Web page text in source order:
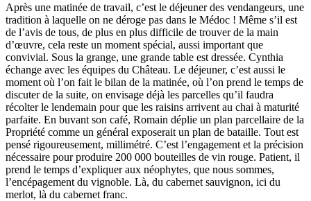
Après une matinée de travail, c’est le déjeuner des vendangeurs, une
tradition à laquelle on ne déroge pas dans le Médoc ! Même s’il est
de l’avis de tous, de plus en plus difficile de trouver de la main
d’œuvre, cela reste un moment spécial, aussi important que
convivial. Sous la grange, une grande table est dressée. Cynthia
échange avec les équipes du Château. Le déjeuner, c’est aussi le
moment où l’on fait le bilan de la matinée, où l’on prend le temps de
discuter de la suite, on envisage déjà les parcelles qu’il faudra
récolter le lendemain pour que les raisins arrivent au chai à maturité
parfaite. En buvant son café, Romain déplie un plan parcellaire de la
Propriété comme un général exposerait un plan de bataille. Tout est
pensé rigoureusement, millimétré. C’est l’engagement et la précision
nécessaire pour produire 200 000 bouteilles de vin rouge. Patient, il
prend le temps d’expliquer aux néophytes, que nous sommes,
l’encépagement du vignoble. Là, du cabernet sauvignon, ici du
merlot, là du cabernet franc.